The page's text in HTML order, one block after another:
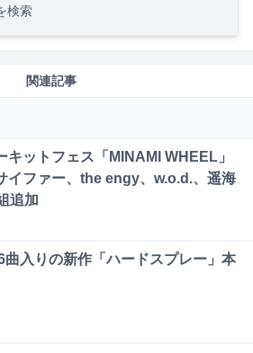
検索
関連記事
キットフェス「MINAMI WHEEL」
イファー、the engy、w.o.d.、遥海
追加
曲入りの新作「ハードスプレー」本